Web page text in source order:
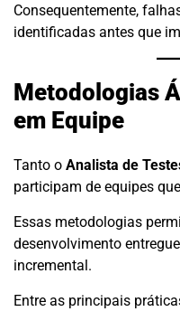
Consequentemente,
identificadas antes que
Metodologias
em Equipe
Tanto o Analista de
participam de equipes
Essas metodologias
desenvolvimento
incremental.
Entre as principais